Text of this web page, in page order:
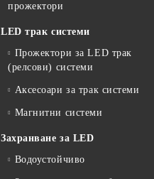
прожектори
LED трак системи
Прожектори за LED трак
(релсови) системи
Аксесоари за трак системи
Магнитни системи
Захранване за LED
Водоустойчиво